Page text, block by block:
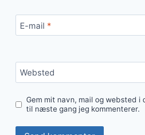
E-mail *
Websted
Gem mit navn, mail og websted i
til næste gang jeg kommenterer.